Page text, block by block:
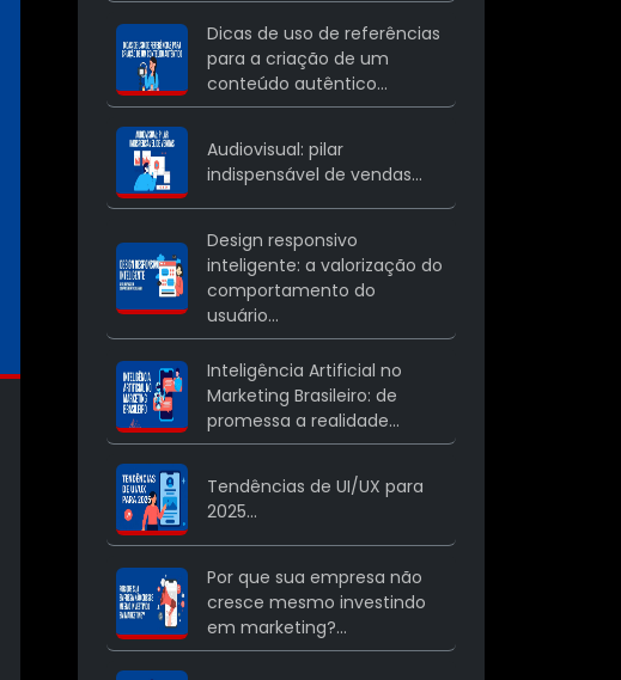
Dicas de uso de referências
para a criação de um
conteúdo autêntico...
Audiovisual: pilar
indispensável de vendas...
Design responsivo
inteligente: a valorização do
comportamento do
usuário...
Inteligência Artificial no
Marketing Brasileiro: de
promessa a realidade...
Tendências de UI/UX para
2025...
Por que sua empresa não
cresce mesmo investindo
em marketing?...